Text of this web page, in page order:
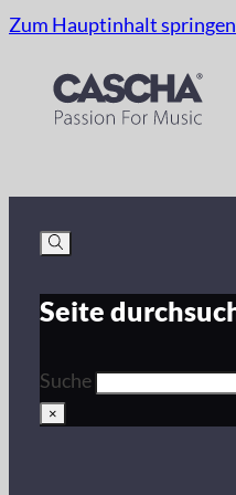
Zum Hauptinhalt springen
Seite
Suche
×